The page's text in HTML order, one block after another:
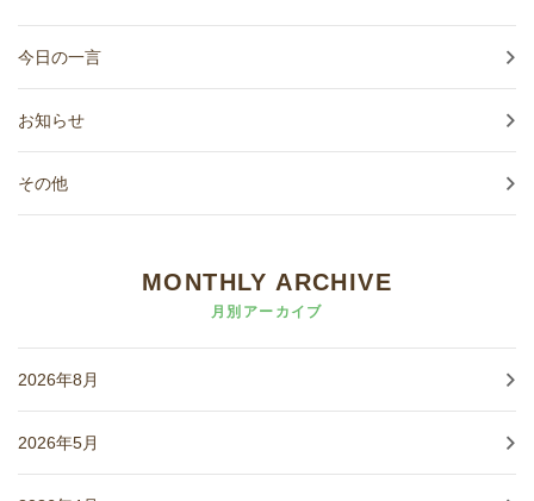
今日の一言
お知らせ
その他
MONTHLY ARCHIVE
月別アーカイブ
2026年8月
2026年5月